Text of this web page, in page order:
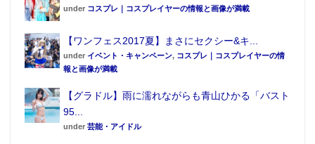
under コスプレ｜コスプレイヤーの情報と画像が満載
【ワンフェス2017夏】まさにセクシー&キ...
under イベント・キャンペーン, コスプレ｜コスプレイヤーの情
報と画像が満載
【グラドル】雨に濡れながらも青山ひかる「バスト
95...
under 芸能・アイドル